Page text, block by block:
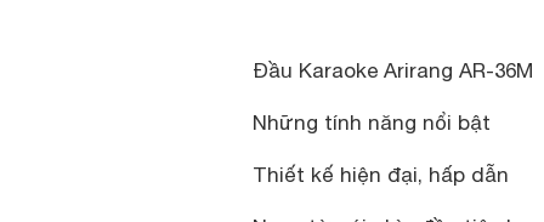
Đầu Karaoke Arirang AR-36M
Những tính năng nổi bật
Thiết kế hiện đại, hấp dẫn